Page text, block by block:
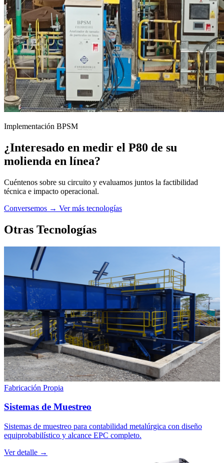
Implementación BPSM
¿Interesado en medir el P80 de su
molienda en línea?
Cuéntenos sobre su circuito y evaluamos juntos la factibilidad
técnica e impacto operacional.
Conversemos → Ver más tecnologías
Otras Tecnologías
Fabricación Propia
Sistemas de Muestreo
Sistemas de muestreo para contabilidad metalúrgica con diseño
equiprobabilístico y alcance EPC completo.
Ver detalle →